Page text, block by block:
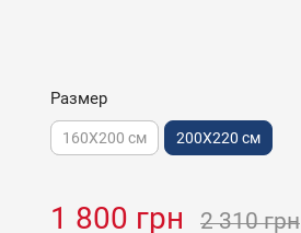
Размер
160X200 см 200X220 см
1 800 грн 2 310 грн